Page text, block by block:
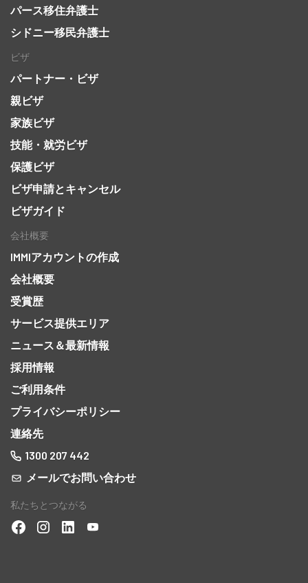
パース移住弁護士
シドニー移民弁護士
ビザ
パートナー・ビザ
親ビザ
家族ビザ
技能・就労ビザ
保護ビザ
ビザ申請とキャンセル
ビザガイド
会社概要
IMMIアカウントの作成
会社概要
受賞歴
サービス提供エリア
ニュース＆最新情報
採用情報
ご利用条件
プライバシーポリシー
連絡先
1300 207 442
メールでお問い合わせ
私たちとつながる